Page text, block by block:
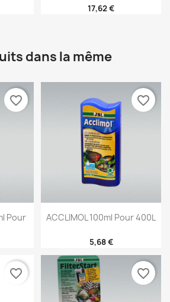
17,62 €
dans la même
Pour
favorite_border
ACCLIMOL 100ml Pour 400L
5,68 €
favorite_border
favorite_border favorite_border